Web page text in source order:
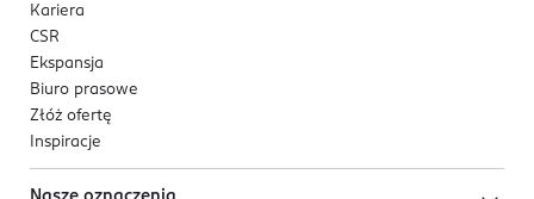
Kariera
CSR
Ekspansja
Biuro prasowe
Złóż ofertę
Inspiracje